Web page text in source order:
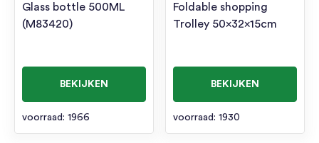
Glass bottle 500ML
(M83420)
BEKIJKEN
voorraad: 1966
Foldable shopping
Trolley 50x32x15cm
BEKIJKEN
voorraad: 1930